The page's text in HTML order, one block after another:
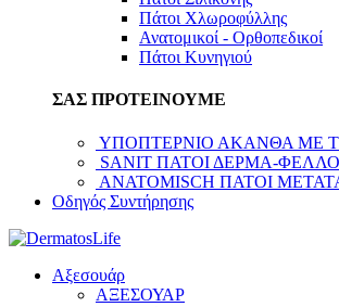
Πάτοι Χλωροφύλλης
Ανατομικοί - Ορθοπεδικοί
Πάτοι Κυνηγιού
ΣΑΣ ΠΡΟΤΕΙΝΟΥΜΕ
ΥΠΟΠΤΕΡΝΙΟ ΑΚΑΝΘΑ ΜΕ
SANIT ΠΑΤΟΙ ΔΕΡΜΑ-ΦΕΛΛΟ
ANATOMISCH ΠΑΤΟΙ
Οδηγός Συντήρησης
Αξεσουάρ
ΑΞΕΣΟΥΑΡ